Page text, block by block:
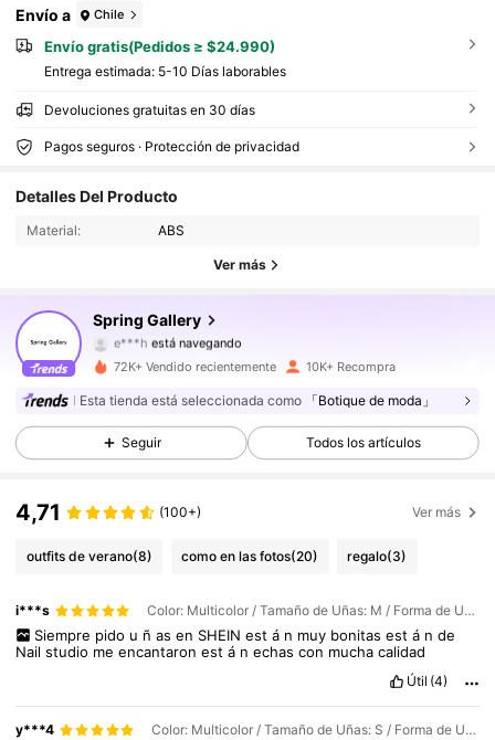
Envío a Chile
Envío gratis(Pedidos ≥ $24.990)
Entrega estimada: 5-10 Días laborables
Devoluciones gratuitas en 30 días
Pagos seguros · Protección de privacidad
Detalles Del Producto
Material: ABS
Ver más
Spring Gallery
4,89 22K Seguidores
e***h está navegando
4,89
22K Seguidores
4,89 22K Seguidores
72K+ Vendido recientemente 10K+ Recompra
Esta tienda está seleccionada como 「Botique de moda」
Seguir Todos los artículos
4,71 (100+) Ver más
outfits de verano(8) como en las fotos(20) regalo(3)
i***s Color: Multicolor / Tamaño de Uñas: M / Forma de Uñas: Cuadrado
Siempre pido u ñ as en SHEIN est á n muy bonitas est á n de
Nailstudio meencantaronestá nechascon muchacalidad
Útil (4)
y***4 Color: Multicolor / Tamaño de Uñas: S / Forma de Uñas: Almendra